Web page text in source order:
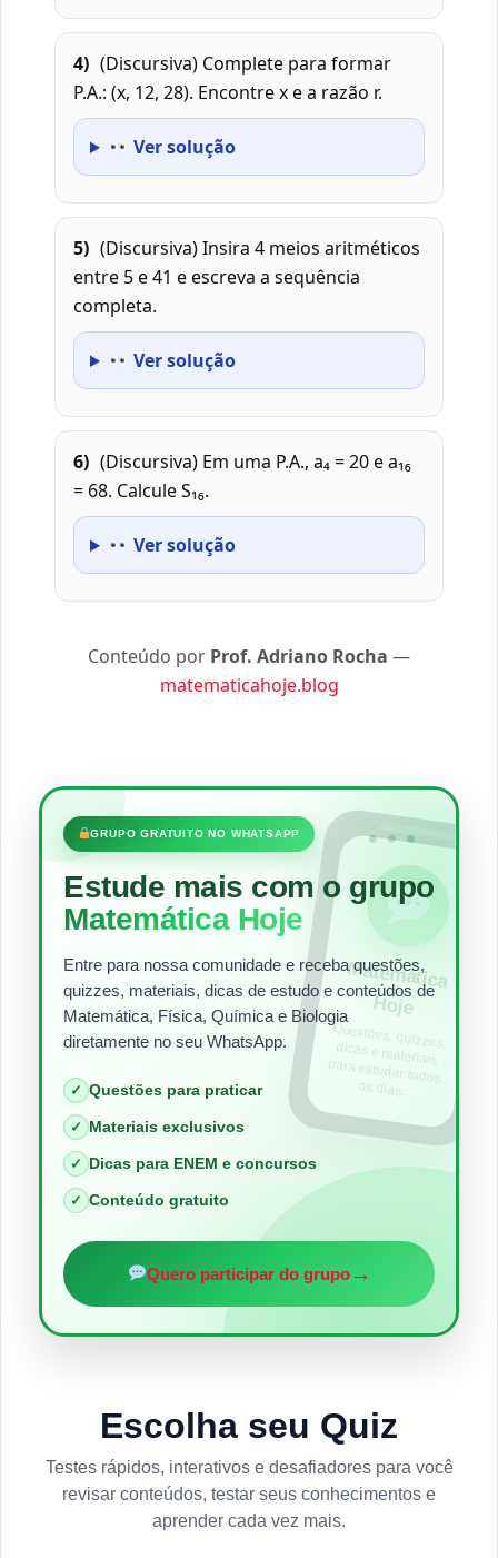
4) (Discursiva) Complete para formar
P.A.: (x, 12, 28). Encontre x e a razão r.
Ver solução
5) (Discursiva) Insira 4 meios aritméticos
entre 5 e 41 e escreva a sequência
completa.
Ver solução
6) (Discursiva) Em uma P.A., a₄ = 20 e a₁₆
= 68. Calcule S₁₆.
Ver solução
Conteúdo por Prof. Adriano Rocha —
matematicahoje.blog
•••
GRUPO GRATUITO NO WHATSAPP
Estude mais com o grupo
Matemática Hoje
Entre para nossa comunidade e receba questões,
quizzes, materiais, dicas de estudo e conteúdos de
Matemática, Física, Química e Biologia
diretamente no seu WhatsApp.
✓ Questões para praticar
✓ Materiais exclusivos
✓ Dicas para ENEM e concursos
✓ Conteúdo gratuito
Quero participar do grupo→
Matem
ática
Hoje
Questões, quizzes,
dicas e materiais
para estudar todos
os dias.
Escolha seu Quiz
Testes rápidos, interativos e desafiadores para você
revisar conteúdos, testar seus conhecimentos e
aprender cada vez mais.